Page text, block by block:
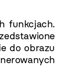
funkcjach.
do obrazu